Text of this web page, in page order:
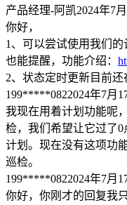
产品经理-阿凯2024年7
你好，
1、可以尝试使用我们
也能提醒，功能介绍：
2、状态定时更新目前
199*****0822024年7月
我现在用着计划功能呢
检，我们希望让它过了
计划。现在没有这项功
巡检。
199*****0822024年7月
你好，你刚才的回复我